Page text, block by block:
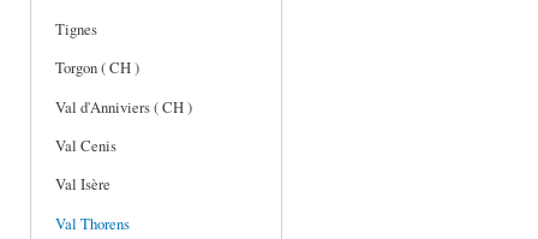
Tignes
Torgon ( CH )
Val d'Anniviers ( CH )
Val Cenis
Val Isère
Val Thorens